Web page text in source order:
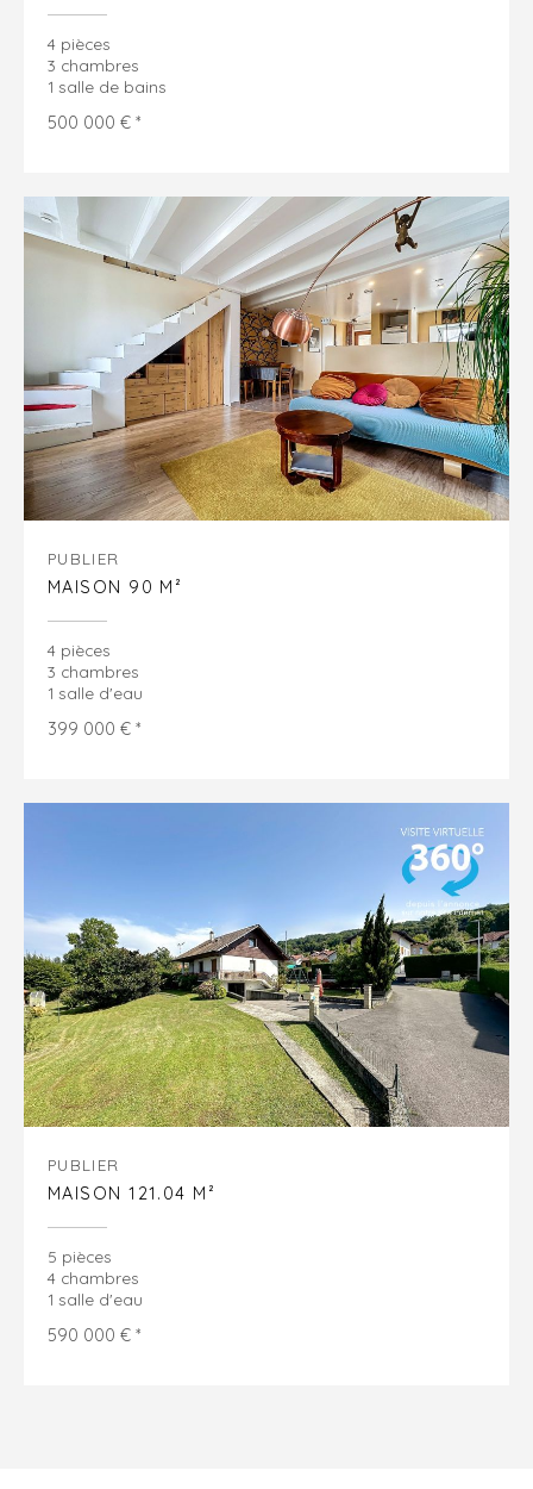
4 pièces
3 chambres
1 salle de bains
500 000 € *
PUBLIER
MAISON 90 M²
4 pièces
3 chambres
1 salle d'eau
399 000 € *
PUBLIER
MAISON 121.04 M²
5 pièces
4 chambres
1 salle d'eau
590 000 € *